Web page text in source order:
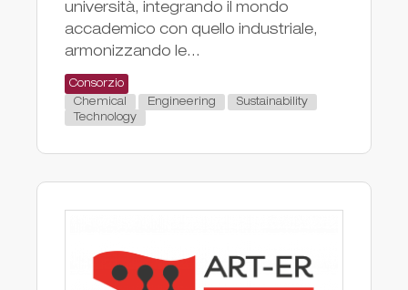
università, integrando il mondo
accademico con quello industriale,
armonizzando le...
Consorzio
Chemical
Engineering
Sustainability
Technology